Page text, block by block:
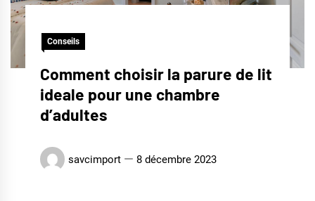
Conseils
Comment choisir la parure de lit
ideale pour une chambre
d’adultes
savcimport 8 décembre 2023